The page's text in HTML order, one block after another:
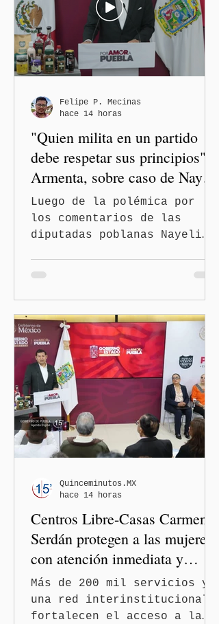
"Quien milita en un partido
debe respetar sus principios":
Armenta, sobre caso de Nayeli
Salvatori y Graciela Palomares
Luego de la polémica por
los comentarios de las
diputadas poblanas Nayeli
discriminatorios, el
gobernador de Puebla,
Alejandro Armenta Mier,
respaldó la postura de la
presidenta Claudia
Sheinbaum Pardo y de la
dirigencia nacional de
Morena y dejó en manos de
la Comisión Nacional de
Honor y Justicia (CNHJ) el
de la bancada de Morena en
el Congreso de Puebla.
Felipe P. Mecinas
hace 14 horas
Centros Libre-Casas Carmen
Serdán protegen a las mujeres
con atención inmediata y
disminuyen feminicidios
Más de 200 mil servicios y
una red interinstitucional
fortalecen el acceso a la
Quinceminutos.MX
hace 14 horas